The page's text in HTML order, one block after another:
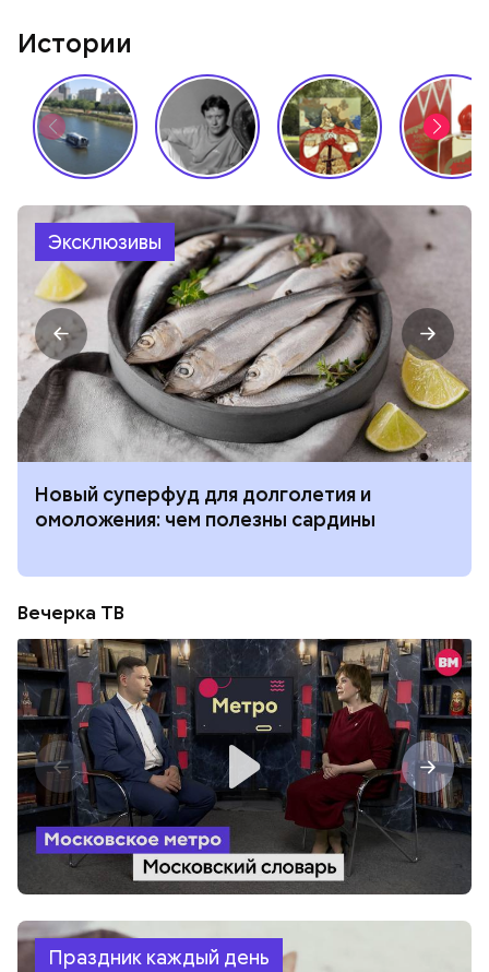
Истории
Эксклюзивы
Новый суперфуд для долголетия и
омоложения: чем полезны сардины
Вечерка ТВ
Праздник каждый день